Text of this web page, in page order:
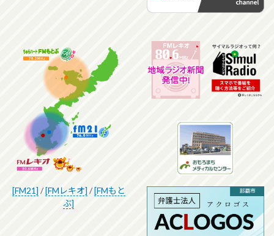
[FM21] /[FMレキオ] /[FMもと
ぶ]